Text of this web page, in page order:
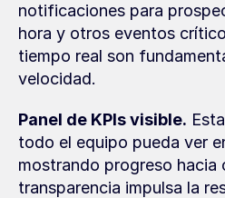
notificaciones para
hora y otros eventos
tiempo real son
velocidad.
Panel de KPIs visible.
todo el equipo pueda ver
mostrando progreso hacia
transparencia impulsa la